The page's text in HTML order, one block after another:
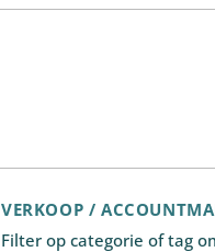
VERKOOP /
Filter op categorie of tag